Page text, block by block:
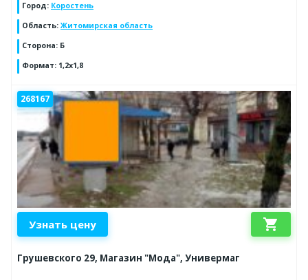
Город: Коростень
Область: Житомирская область
Сторона: Б
Формат: 1,2х1,8
268167
Узнать цену shopping_cart
Грушевского 29, Магазин "Мода", Универмаг